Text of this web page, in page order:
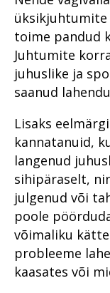
üksikjuhtumite
toime pandud
Juhtumite
juhuslike ja
saanud
Lisaks
kannatanuid,
langenud
sihipäraselt,
julgenud või
poole
võimaliku
probleeme
kaasates või